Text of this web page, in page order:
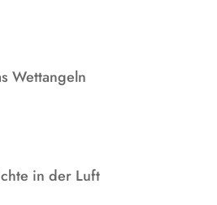
Wettangeln
in der Luft